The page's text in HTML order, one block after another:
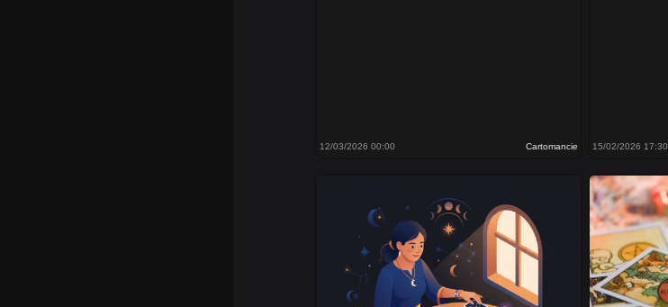
12/03/2026 00:00 Cartomancie 15/02/2026 17:30